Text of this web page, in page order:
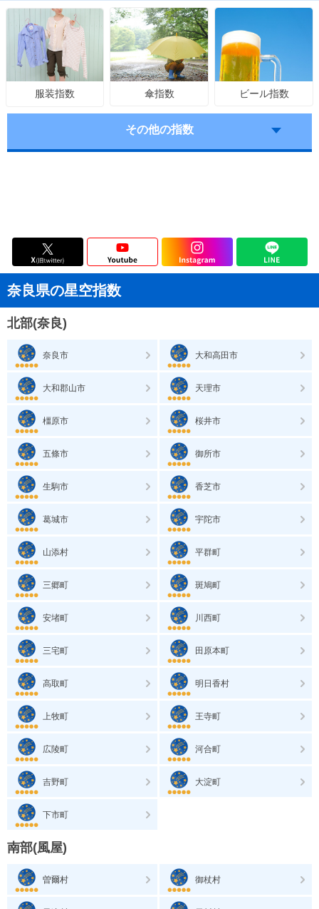
服装指数 傘指数 ビール指数
その他の指数
奈良県の星空指数
北部(奈良)
奈良市 大和高田市
大和郡山市 天理市
橿原市 桜井市
五條市 御所市
生駒市 香芝市
葛城市 宇陀市
山添村 平群町
三郷町 斑鳩町
安堵町 川西町
三宅町 田原本町
高取町 明日香村
上牧町 王寺町
広陵町 河合町
吉野町 大淀町
下市町
南部(風屋)
曽爾村 御杖村